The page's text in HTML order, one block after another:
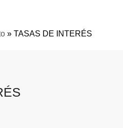
» TASAS DE INTERÉS